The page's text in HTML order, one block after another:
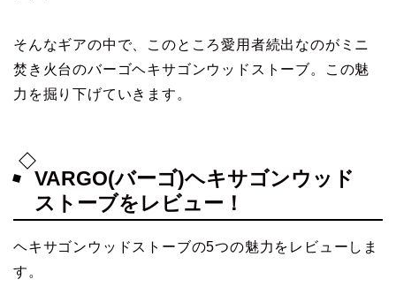
そんなギアの中で、このところ愛用者続出なのがミニ
焚き火台のバーゴヘキサゴンウッドストーブ。この魅
力を掘り下げていきます。
VARGO(バーゴ)ヘキサゴンウッド
ストーブをレビュー！
ヘキサゴンウッドストーブの5つの魅力をレビューしま
す。